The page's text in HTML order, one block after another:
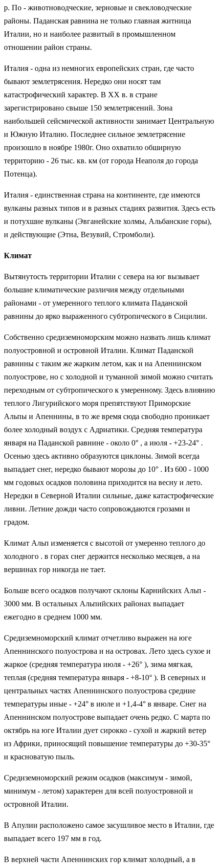
р. По - животноводческие, зерновые и свекловодческие
районы. Паданская равнина не только главная житница
Италии, но и наиболее развитый в промышленном
отношении район страны.
Италия - одна из немногих европейских стран, где часто
бывают землетрясения. Нередко они носят там
катастрофический характер. В ХХ в. в стране
зарегистрировано свыше 150 землетрясений. Зона
наибольшей сейсмической активности занимает Центральную
и Южную Италию. Последнее сильное землетрясение
произошло в ноябре 1980г. Оно охватило обширную
территорию - 26 тыс. кв. км (от города Неаполя до города
Потенца).
Италия - единственная страна на континенте, где имеются
вулканы разных типов и в разных стадиях развития. Здесь есть
и потухшие вулканы (Эвганейские холмы, Альбанские горы),
и действующие (Этна, Везувий, Стромболи).
Климат
Вытянутость территории Италии с севера на юг вызывает
большие климатические различия между отдельными
районами - от умеренного теплого климата Паданской
равнины до ярко выраженного субтропического в Сицилии.
Собственно средиземноморским можно назвать лишь климат
полуостровной и островной Италии. Климат Паданской
равнины с таким же жарким летом, как и на Апеннинском
полуострове, но с холодной и туманной зимой можно считать
переходным от субтропического к умеренному. Здесь влиянию
теплого Лигурийского моря препятствуют Приморские
Альпы и Апеннины, в то же время сюда свободно проникает
более холодный воздух с Адриатики. Средняя температура
января на Паданской равнине - около 0° , а июля - +23-24° .
Осенью здесь активно образуются циклоны. Зимой всегда
выпадает снег, нередко бывают морозы до 10° . Из 600 - 1000
мм годовых осадков половина приходится на весну и лето.
Нередки в Северной Италии сильные, даже катастрофические
ливни. Летние дожди часто сопровождаются грозами и
градом.
Климат Альп изменяется с высотой от умеренно теплого до
холодного . в горах снег держится несколько месяцев, а на
вершинах гор никогда не тает.
Больше всего осадков получают склоны Карнийских Альп -
3000 мм. В остальных Альпийских районах выпадает
ежегодно в среднем 1000 мм.
Средиземноморский климат отчетливо выражен на юге
Апеннинского полуострова и на островах. Лето здесь сухое и
жаркое (средняя температура июля - +26° ), зима мягкая,
теплая (средняя температура января - +8-10° ). В северных и
центральных частях Апеннинского полуострова средние
температуры иные - +24° в июле и +1,4-4° в январе. Снег на
Апеннинском полуострове выпадает очень редко. С марта по
октябрь на юге Италии дует сирокко - сухой и жаркий ветер
из Африки, приносящий повышение температуры до +30-35°
и красноватую пыль.
Средиземноморский режим осадков (максимум - зимой,
минимум - летом) характерен для всей полуостровной и
островной Италии.
В Апулии расположено самое засушливое место в Италии, где
выпадает всего 197 мм в год.
В верхней части Апеннинских гор климат холодный, а в